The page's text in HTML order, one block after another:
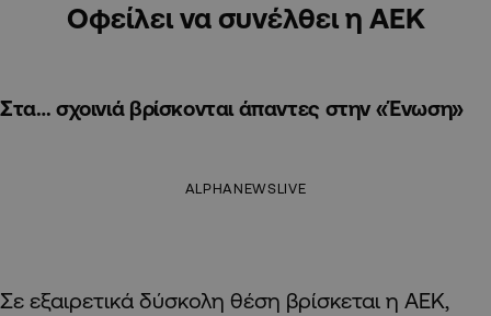
Οφείλει να συνέλθει η ΑΕΚ
Στα… σχοινιά βρίσκονται άπαντες στην «Ένωση»
ALPHANEWSLIVE
Σε εξαιρετικά δύσκολη θέση βρίσκεται η ΑΕΚ,